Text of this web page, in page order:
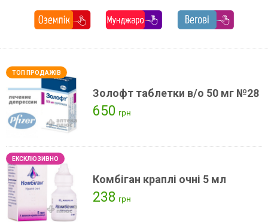
Золофт таблетки в/о 50 мг №28
650 грн
Комбіган краплі очні 5 мл
238 грн